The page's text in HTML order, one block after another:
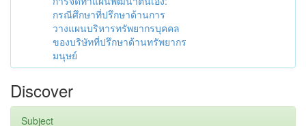
กรณีศึกษาที่ปรึกษาด้านการ
วางแผนบริหารทรัพยากรบุคคล
ของบริษัทที่ปรึกษาด้านทรัพยากร
มนุษย์
Discover
Subject